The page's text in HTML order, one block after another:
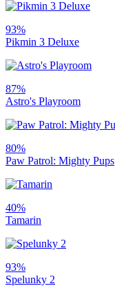
93%
Pikmin 3 Deluxe
87%
Astro's Playroom
80%
Paw Patrol: Mighty Pups
40%
Tamarin
93%
Spelunky 2